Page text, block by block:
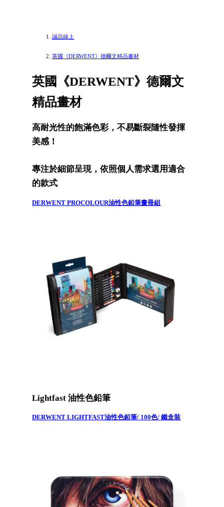
誠品線上
英國《DERWENT》德爾文精品畫材
英國《DERWENT》德爾文
精品畫材
高耐光性的飽滿色彩，不易斷裂隨性發揮
美感！
專注於細節呈現，依照個人需求選用適合
的款式
DERWENT PROCOLOUR油性色鉛筆畫冊組
Lightfast 油性色鉛筆
DERWENT LIGHTFAST油性色鉛筆/ 100色/ 鐵盒裝